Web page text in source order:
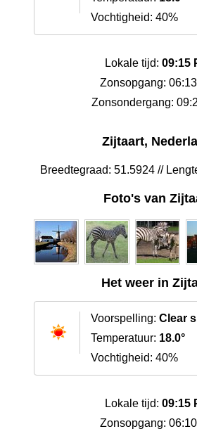
Vochtigheid: 40%
Lokale tijd: 09:15
Zonsopgang:
Zonsondergang:
Zijtaart,
Breedtegraad: 51.5924 //
Foto's van
Het weer in
Voorspelling: Clear
Temperatuur: 18.0°
Vochtigheid: 40%
Lokale tijd: 09:15
Zonsopgang: